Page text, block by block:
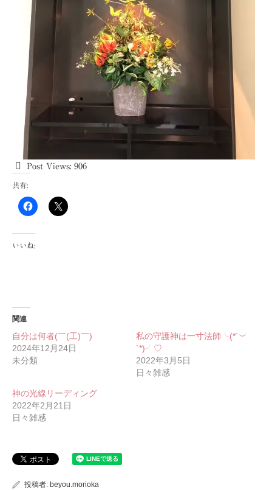
Post Views: 906
共有:
いいね:
関連
自分は何者(￣(工)￣)
2024年12月24日
未分類
私の守護神は一寸法師╰(*´︶
`*)╯♡
2022年3月5日
日々雑感
神の光線リーディング
2022年2月21日
日々雑感
投稿者: beyou.morioka